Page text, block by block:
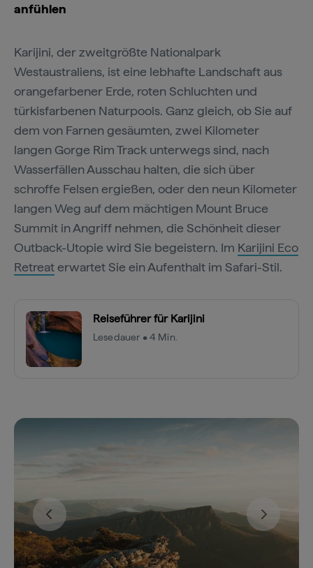
anfühlen
Karijini, der zweitgrößte Nationalpark
Westaustraliens, ist eine lebhafte Landschaft aus
orangefarbener Erde, roten Schluchten und
türkisfarbenen Naturpools. Ganz gleich, ob Sie auf
dem von Farnen gesäumten, zwei Kilometer
langen Gorge Rim Track unterwegs sind, nach
Wasserfällen Ausschau halten, die sich über
schroffe Felsen ergießen, oder den neun Kilometer
langen Weg auf dem mächtigen Mount Bruce
Summit in Angriff nehmen, die Schönheit dieser
Outback-Utopie wird Sie begeistern. Im Karijini Eco
Retreaterwartet Sie ein Aufenthalt im Safari-Stil.
Reiseführer für Karijini
Lesedauer • 4 Min.